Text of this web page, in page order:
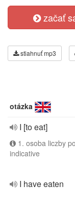
začať
stiahnuť mp3
otázka
I [to eat]
1. osoba liczby
indicative
I have eaten